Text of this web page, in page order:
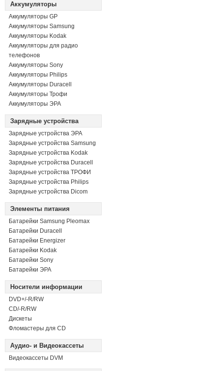
Аккумуляторы
Аккумуляторы GP
Аккумуляторы Samsung
Аккумуляторы Kodak
Аккумуляторы для радио
телефонов
Аккумуляторы Sony
Аккумуляторы Philips
Аккумуляторы Duracell
Аккумуляторы Трофи
Аккумуляторы ЭРА
Зарядные устройства
Зарядные устройства ЭРА
Зарядные устройства Samsung
Зарядные устройства Kodak
Зарядные устройства Duracell
Зарядные устройства ТРОФИ
Зарядные устройства Philips
Зарядные устройства Dicom
Элементы питания
Батарейки Samsung Pleomax
Батарейки Duracell
Батарейки Energizer
Батарейки Kodak
Батарейки Sony
Батарейки ЭРА
Носители информации
DVD+/-R/RW
СD/-R/RW
Дискеты
Фломастеры для CD
Аудио- и Видеокассеты
Видеокассеты DVM